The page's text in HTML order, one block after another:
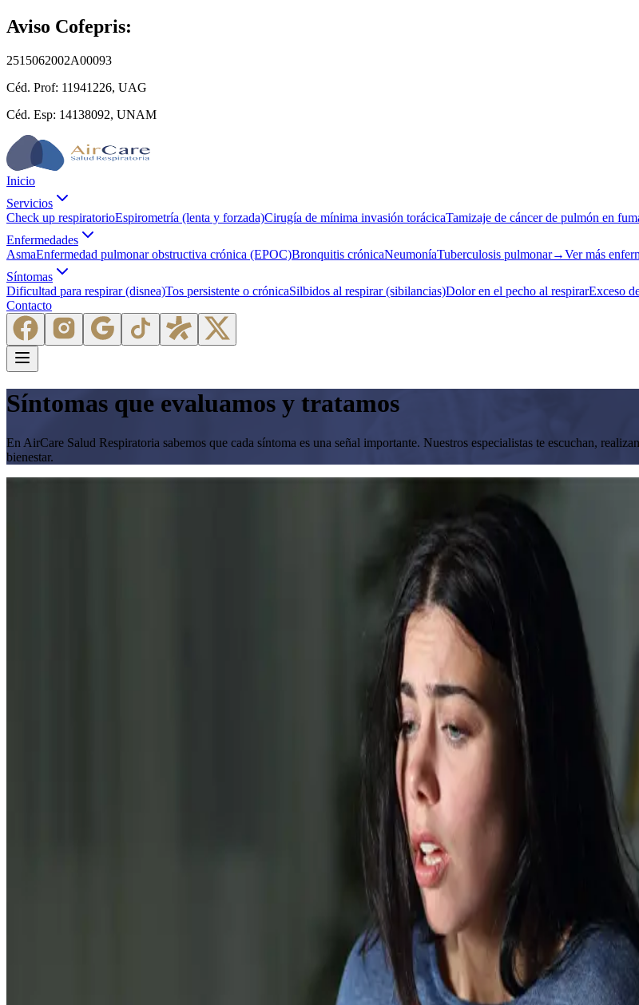
Aviso Cofepris:
2515062002A00093
Céd. Prof: 11941226, UAG
Céd. Esp: 14138092, UNAM
Inicio
Servicios
Check up respiratorioEspirometría (lenta y forzada)Cirugía de mínima invasión torácicaTamizaje de cáncer de pulmón en
Enfermedades
AsmaEnfermedad pulmonar obstructiva crónica (EPOC)Bronquitis crónicaNeumoníaTuberculosis pulmonar→Ver más
Síntomas
Dificultad para respirar (disnea)Tos persistente o crónicaSilbidos al respirar (sibilancias)Dolor en el pecho al respirarExceso
Contacto
Síntomas que evaluamos y tratamos
En AirCare Salud Respiratoria sabemos que cada síntoma es una señal importante. Nuestros especialistas te escuchan,
bienestar.